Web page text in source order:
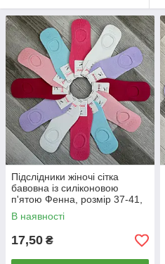
Підслідники жіночі сітка
бавовна із силіконовою
п'ятою Фенна, розмір 37-41,
асорті, 009-1
В наявності
17,50 ₴